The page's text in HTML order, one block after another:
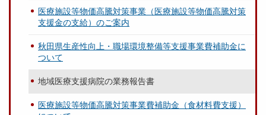
医療施設等物価高騰対策事業（医療施設等物価高騰対策
支援金の支給）のご案内
秋田県生産性向上・職場環境整備等支援事業費補助金に
ついて
地域医療支援病院の業務報告書
医療施設等物価高騰対策事業費補助金（食材料費支援）